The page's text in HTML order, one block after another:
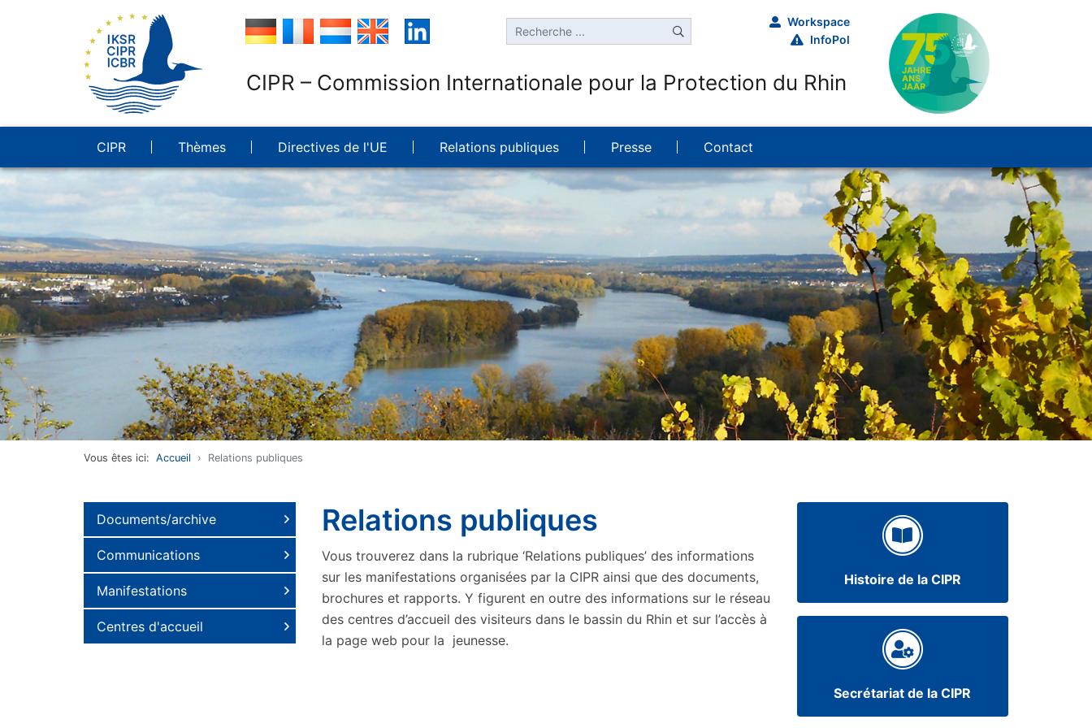
Workspace
InfoPol
CIPR – Commission Internationale pour la Protection du Rhin
CIPR Thèmes Directives de l'UE Relations publiques Presse Contact
Vous êtes ici: Accueil Relations publiques
Documents/archive
Communications
Manifestations
Centres d'accueil
Relations publiques
Vous trouverez dans la rubrique ‘Relations publiques’ des informations
sur les manifestations organisées par la CIPR ainsi que des documents,
brochures et rapports. Y figurent en outre des informations sur le réseau
des centres d’accueil des visiteurs dans le bassin du Rhin et sur l’accès à
la page web pour la jeunesse.
Histoire de la CIPR
Secrétariat de la CIPR